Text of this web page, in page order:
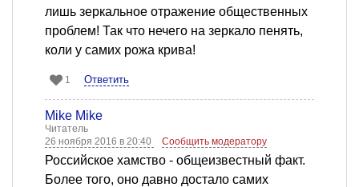
лишь зеркальное отражение общественных
проблем! Так что нечего на зеркало пенять,
коли у самих рожа крива!
1 Ответить
Mike Mike
Читатель
26 ноября 2016 в 20:40
Сообщить модератору
Российское хамство - общеизвестный факт.
Более того, оно давно достало самих